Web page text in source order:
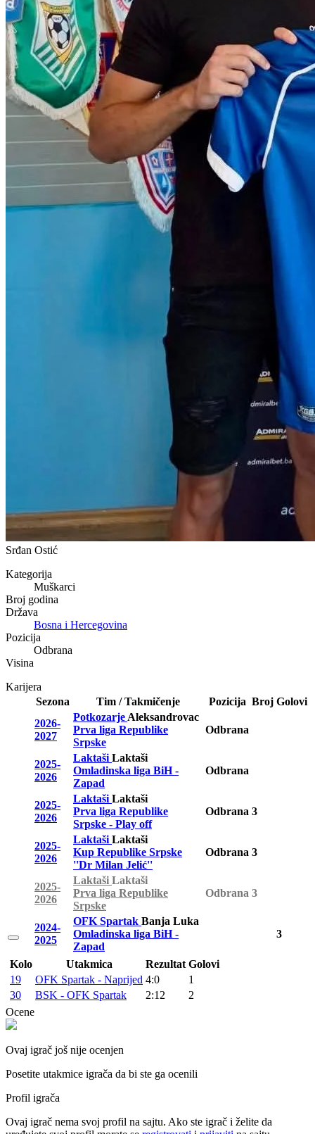
Srđan Ostić
Kategorija
Muškarci
Broj godina
Država
Bosna i Hercegovina
Pozicija
Odbrana
Visina
Karijera
Sezona
Tim / Takmičenje Pozicija Broj Golovi
2026-
2027
Potkozarje Aleksandrovac
Prva liga Republike
Srpske
Odbrana
2025-
2026
Laktaši Laktaši
Omladinska liga BiH -
Zapad
Odbrana
2025-
2026
Laktaši Laktaši
Prva liga Republike
Srpske - Play off
Odbrana 3
2025-
2026
Laktaši Laktaši
Kup Republike Srpske
''Dr Milan Jelić''
Odbrana 3
2025-
2026
Laktaši Laktaši
Prva liga Republike
Srpske
Odbrana 3
2024-
2025
OFK Spartak Banja Luka
Omladinska liga BiH -
Zapad
3
Kolo Utakmica Rezultat Golovi
19
OFK Spartak - Naprijed 4:0
1
30
BSK - OFK Spartak 2:12
2
Ocene
Ovaj igrač još nije ocenjen
Posetite utakmice igrača da bi ste ga ocenili
Profil igrača
Ovaj igrač nema svoj profil na sajtu. Ako ste igrač i želite da